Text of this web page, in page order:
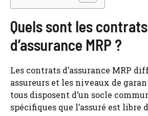
Quels sont les contrats
d’assurance MRP ?
Les contrats d’assurance MRP
assureurs et les niveaux de
tous disposent d’un socle
spécifiques que l’assuré est libre